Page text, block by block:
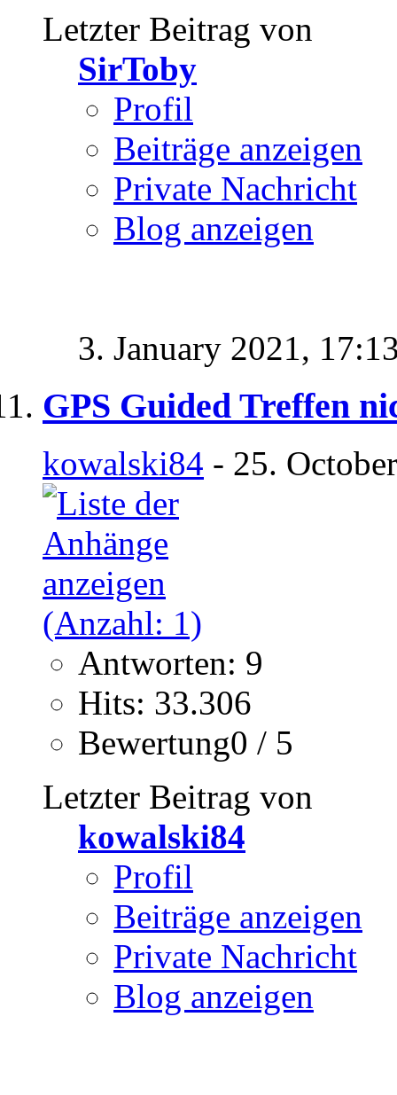
Letzter Beitrag von
SirToby
Profil
Beiträge anzeigen
Private Nachricht
Blog anzeigen
3. January 2021,
GPS Guided Treffen
kowalski84 - 25.
Antworten: 9
Hits: 33.306
Bewertung0 / 5
Letzter Beitrag von
kowalski84
Profil
Beiträge anzeigen
Private Nachricht
Blog anzeigen